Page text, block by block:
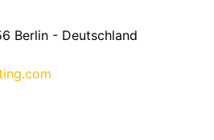
Berlin - Deutschland